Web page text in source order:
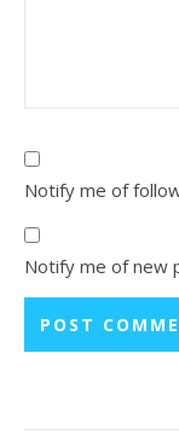
Notify me of
Notify me of new